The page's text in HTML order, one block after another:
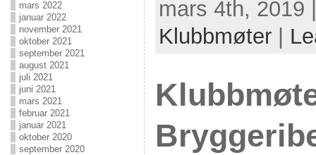
mars 2022
januar 2022
november 2021
oktober 2021
september 2021
august 2021
juli 2021
juni 2021
mars 2021
februar 2021
januar 2021
oktober 2020
september 2020
mars 4th, 2019
Klubbmøter|